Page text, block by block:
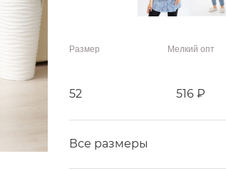
Размер Мелкий опт
52 516 ₽
Все размеры